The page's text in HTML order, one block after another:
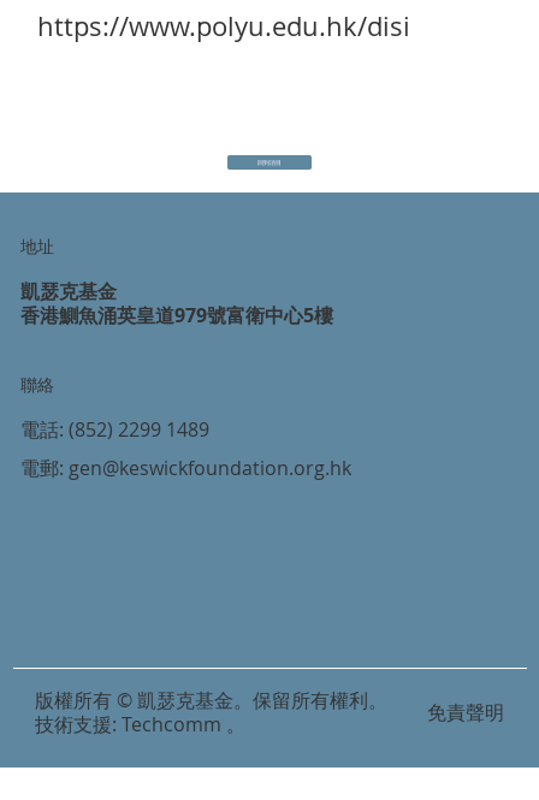
回到項目
https://www.polyu.edu.hk/disi
地址
凱瑟克基金
香港鰂魚涌英皇道979號富衛中心5樓
聯絡
電話:(852) 2299 1489
電郵: gen@keswickfoundation.org.hk
版權所有 © 凱瑟克基金。保留所有權利。
技術支援: Techcomm 。 免責聲明